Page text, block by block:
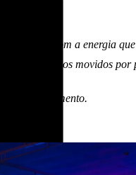
com a energia
porque somos movidos por
o lançamento.